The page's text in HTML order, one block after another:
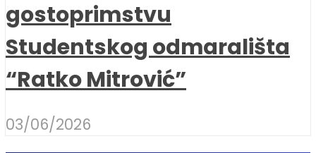
gostoprimstvu
Studentskog odmarališta
“Ratko Mitrović”
03/06/2026